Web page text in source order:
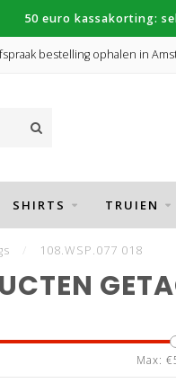
50 euro kassakorting:
bestelling ophalen in
SHIRTS TRUIEN
108.WSP.077 018
Max: €